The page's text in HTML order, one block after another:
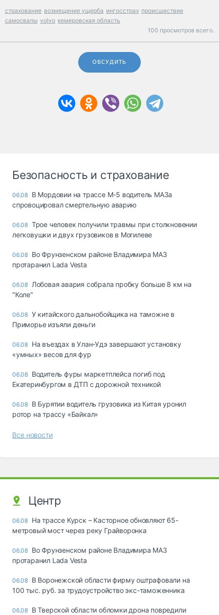
страхование возмещение ущерба ингосстрах происшествие
самосвалы volvo кемеровская область
100 просмотров всего.
ОБСУДИТЬ
Безопасность и страхование
06.08 В Мордовии на трассе М-5 водитель МАЗа
спровоцировал смертельную аварию
06.08 Трое человек получили травмы при столкновении
легковушки и двух грузовиков в Могилеве
06.08 Во Фрунзенском районе Владимира МАЗ
протаранил Lada Vesta
06.08 Лобовая авария собрала пробку больше 8 км на
"Коле"
06.08 У китайского дальнобойщика на таможне в
Приморье изъяли деньги
06.08 Ha въeздax в Улaн-Удэ зaвepшaют ycтaнoвкy
«yмныx» вecoв для фyp
06.08 Водитель фуры маркетплейса погиб под
Екатеринбургом в ДТП с дорожной техникой
06.08 В Бурятии водитель грузовика из Китая уронил
ротор на трассу «Байкал»
Все новости
Центр
06.08 На трассе Курск – Касторное обновляют 65-
метровый мост через реку Грайворонка
06.08 Во Фрунзенском районе Владимира МАЗ
протаранил Lada Vesta
06.08 В Воронежской области фирму оштрафовали на
100 тыс. руб. за трудоустройство экс-таможенника
06.08 В Тверской области обломки дрона повредили